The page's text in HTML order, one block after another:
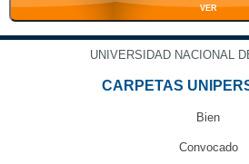
VER
UNIVERSIDAD NACIONAL
CARPETAS
Bien
Convocado